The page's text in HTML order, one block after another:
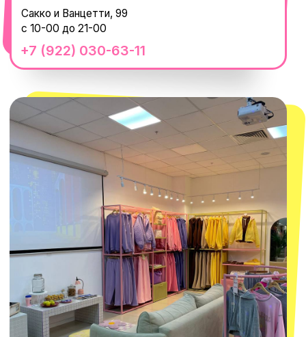
+7 (919) 374-04-04
ТРК «Европолис Ростокино»
ул. Проспект Мира, 211 к2
с 10-00 до 22-00
Москва
смотреть в Яндекс.Картах